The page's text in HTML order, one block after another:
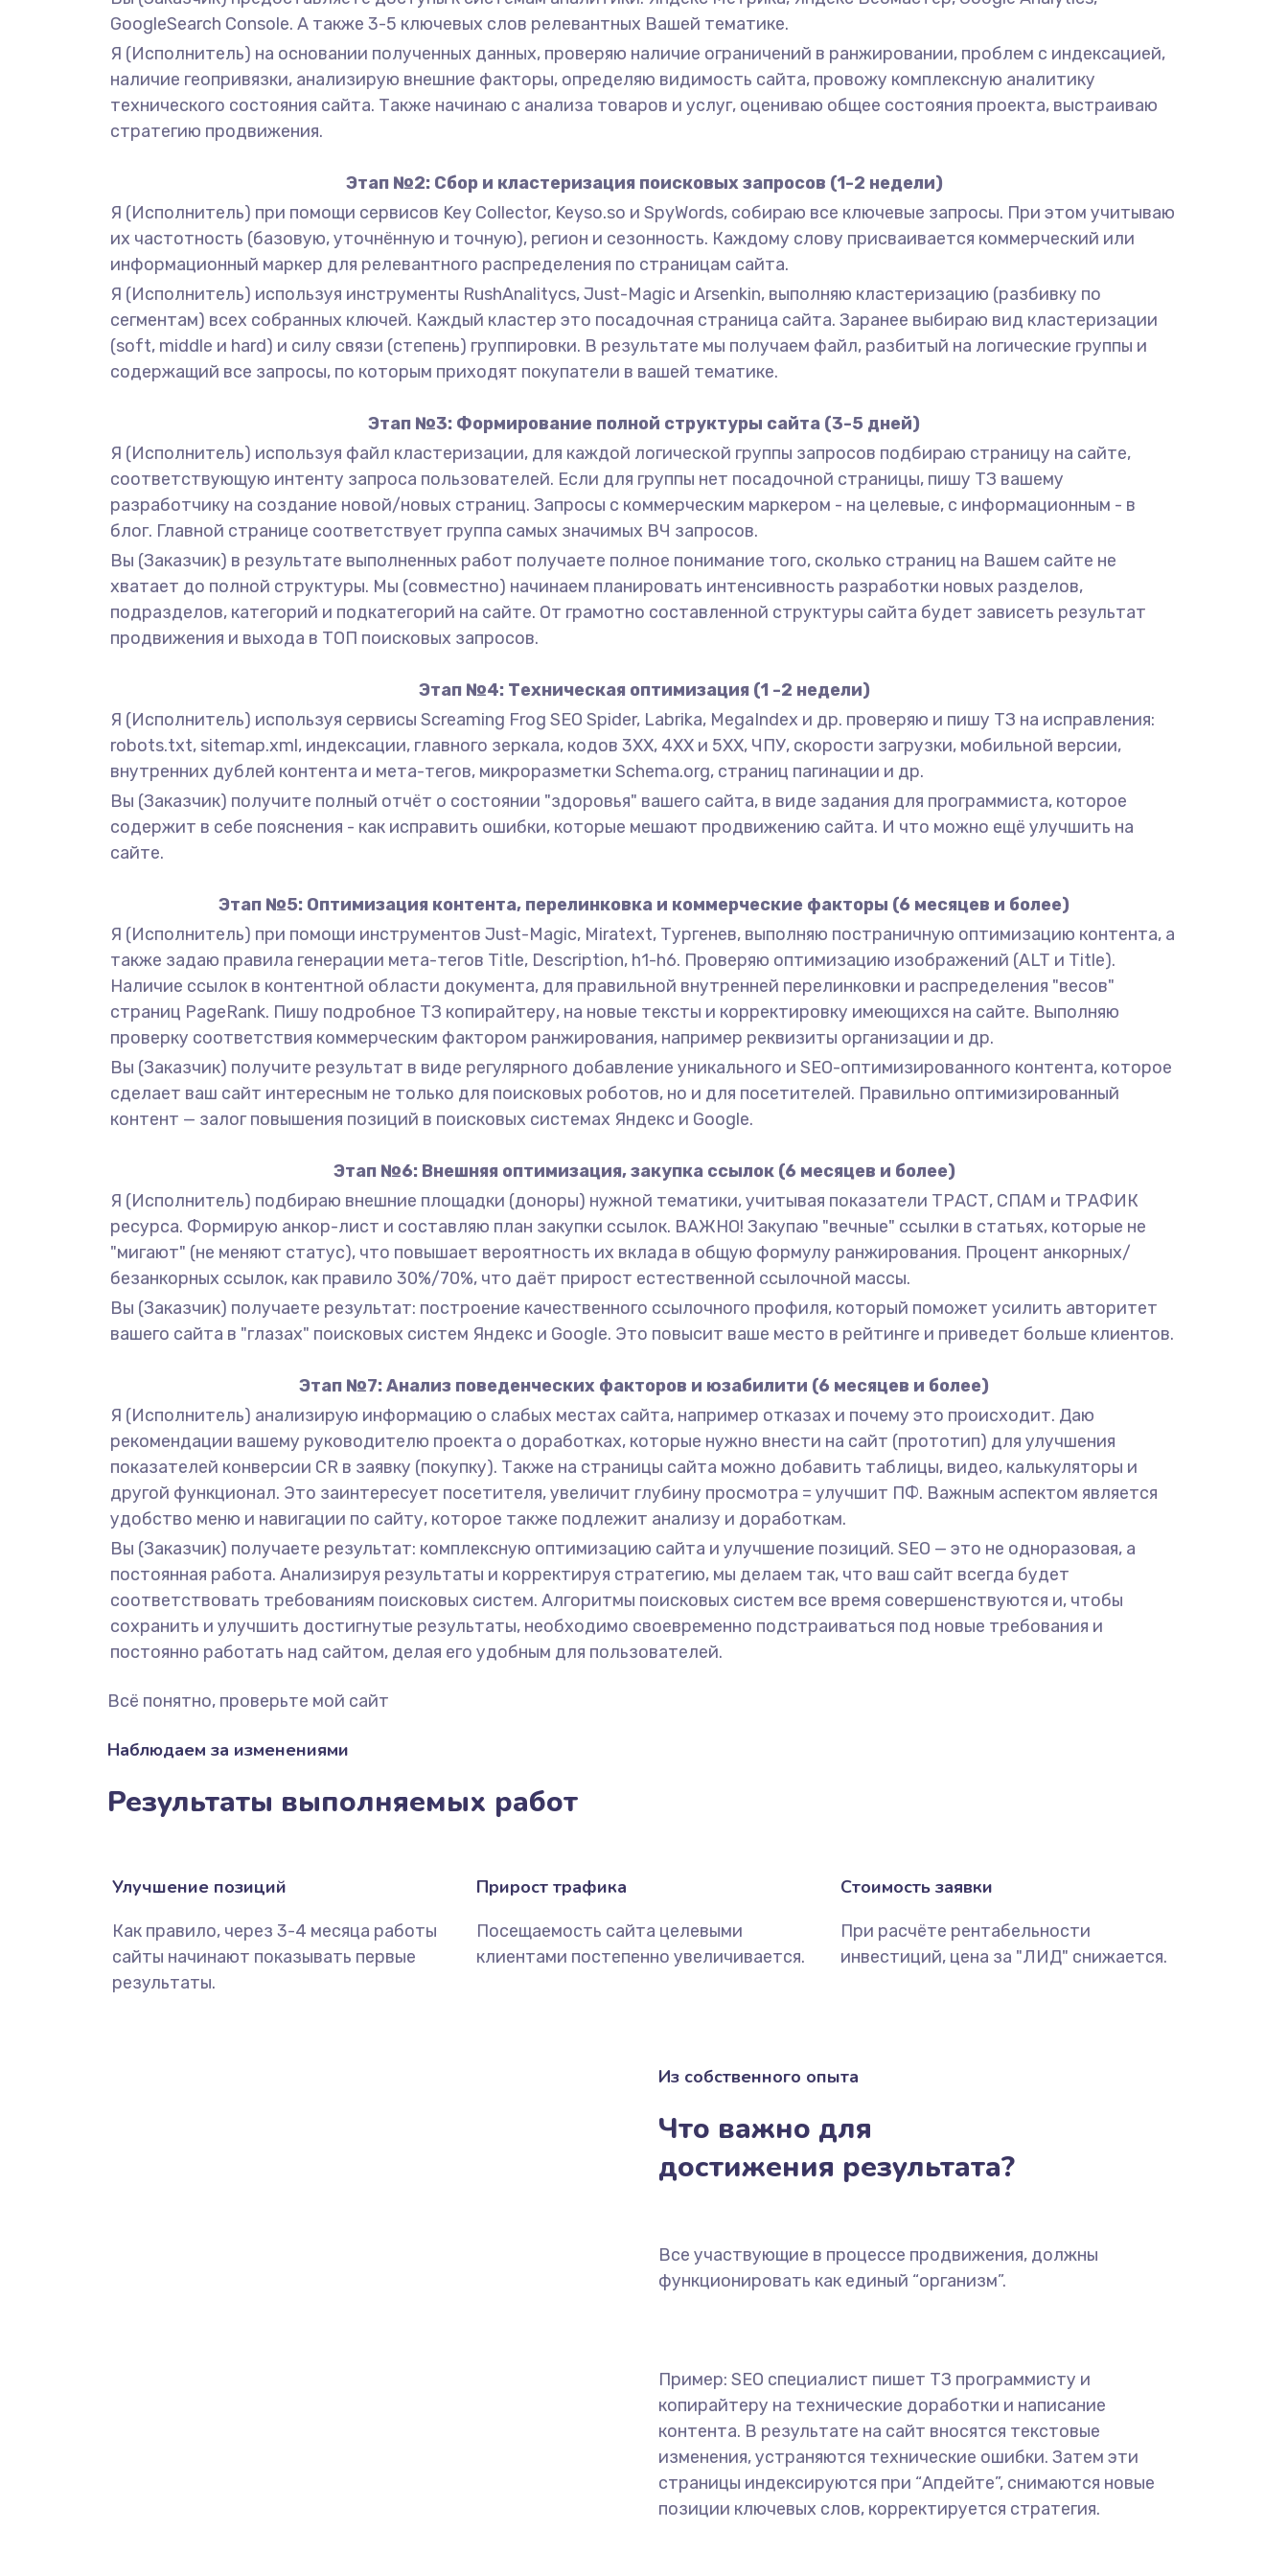
GoogleSearch Console. А также 3-5 ключевых слов релевантных Вашей тематике.
Я (Исполнитель) на основании полученных данных, проверяю наличие ограничений в ранжировании, проблем с индексацией,
наличие геопривязки, анализирую внешние факторы, определяю видимость сайта, провожу комплексную аналитику
технического состояния сайта. Также начинаю с анализа товаров и услуг, оцениваю общее состояния проекта, выстраиваю
стратегию продвижения.
Этап №2: Сбор и кластеризация поисковых запросов (1-2 недели)
Я (Исполнитель) при помощи сервисов Key Collector, Keyso.so и SpyWords, собираю все ключевые запросы. При этом учитываю
их частотность (базовую, уточнённую и точную), регион и сезонность. Каждому слову присваивается коммерческий или
информационный маркер для релевантного распределения по страницам сайта.
Я (Исполнитель) используя инструменты RushAnalitycs, Just-Magic и Arsenkin, выполняю кластеризацию (разбивку по
сегментам) всех собранных ключей. Каждый кластер это посадочная страница сайта. Заранее выбираю вид кластеризации
(soft, middle и hard) и силу связи (степень) группировки. В результате мы получаем файл, разбитый на логические группы и
содержащий все запросы, по которым приходят покупатели в вашей тематике.
Этап №3: Формирование полной структуры сайта (3-5 дней)
Я (Исполнитель) используя файл кластеризации, для каждой логической группы запросов подбираю страницу на сайте,
соответствующую интенту запроса пользователей. Если для группы нет посадочной страницы, пишу ТЗ вашему
разработчику на создание новой/новых страниц. Запросы с коммерческим маркером - на целевые, с информационным - в
блог. Главной странице соответствует группа самых значимых ВЧ запросов.
Вы (Заказчик) в результате выполненных работ получаете полное понимание того, сколько страниц на Вашем сайте не
хватает до полной структуры. Мы (совместно) начинаем планировать интенсивность разработки новых разделов,
подразделов, категорий и подкатегорий на сайте. От грамотно составленной структуры сайта будет зависеть результат
продвижения и выхода в ТОП поисковых запросов.
Этап №4: Техническая оптимизация (1 -2 недели)
Я (Исполнитель) используя сервисы Screaming Frog SEO Spider, Labrika, MegaIndex и др. проверяю и пишу ТЗ на исправления:
robots.txt, sitemap.xml, индексации, главного зеркала, кодов 3XX, 4XX и 5XX, ЧПУ, скорости загрузки, мобильной версии,
внутренних дублей контента и мета-тегов, микроразметки Schema.org, страниц пагинации и др.
Вы (Заказчик) получите полный отчёт о состоянии "здоровья" вашего сайта, в виде задания для программиста, которое
содержит в себе пояснения - как исправить ошибки, которые мешают продвижению сайта. И что можно ещё улучшить на
сайте.
Этап №5: Оптимизация контента, перелинковка и коммерческие факторы (6 месяцев и более)
Я (Исполнитель) при помощи инструментов Just-Magic, Miratext, Тургенев, выполняю постраничную оптимизацию контента, а
также задаю правила генерации мета-тегов Title, Description, h1-h6. Проверяю оптимизацию изображений (ALT и Title).
Наличие ссылок в контентной области документа, для правильной внутренней перелинковки и распределения "весов"
страниц PageRank. Пишу подробное ТЗ копирайтеру, на новые тексты и корректировку имеющихся на сайте. Выполняю
проверку соответствия коммерческим фактором ранжирования, например реквизиты организации и др.
Вы (Заказчик) получите результат в виде регулярного добавление уникального и SEO-оптимизированного контента, которое
сделает ваш сайт интересным не только для поисковых роботов, но и для посетителей. Правильно оптимизированный
контент — залог повышения позиций в поисковых системах Яндекс и Google.
Этап №6: Внешняя оптимизация, закупка ссылок (6 месяцев и более)
Я (Исполнитель) подбираю внешние площадки (доноры) нужной тематики, учитывая показатели ТРАСТ, СПАМ и ТРАФИК
ресурса. Формирую анкор-лист и составляю план закупки ссылок. ВАЖНО! Закупаю "вечные" ссылки в статьях, которые не
"мигают" (не меняют статус), что повышает вероятность их вклада в общую формулу ранжирования. Процент анкорных/
безанкорных ссылок, как правило 30%/70%, что даёт прирост естественной ссылочной массы.
Вы (Заказчик) получаете результат: построение качественного ссылочного профиля, который поможет усилить авторитет
вашего сайта в "глазах" поисковых систем Яндекс и Google. Это повысит ваше место в рейтинге и приведет больше клиентов.
Этап №7: Анализ поведенческих факторов и юзабилити (6 месяцев и более)
Я (Исполнитель) анализирую информацию о слабых местах сайта, например отказах и почему это происходит. Даю
рекомендации вашему руководителю проекта о доработках, которые нужно внести на сайт (прототип) для улучшения
показателей конверсии CR в заявку (покупку). Также на страницы сайта можно добавить таблицы, видео, калькуляторы и
другой функционал. Это заинтересует посетителя, увеличит глубину просмотра = улучшит ПФ. Важным аспектом является
удобство меню и навигации по сайту, которое также подлежит анализу и доработкам.
Вы (Заказчик) получаете результат: комплексную оптимизацию сайта и улучшение позиций. SEO — это не одноразовая, а
постоянная работа. Анализируя результаты и корректируя стратегию, мы делаем так, что ваш сайт всегда будет
соответствовать требованиям поисковых систем. Алгоритмы поисковых систем все время совершенствуются и, чтобы
сохранить и улучшить достигнутые результаты, необходимо своевременно подстраиваться под новые требования и
постоянно работать над сайтом, делая его удобным для пользователей.
Всё понятно, проверьте мой сайт
Наблюдаем за изменениями
Результаты выполняемых работ
Улучшение позиций
Как правило, через 3-4 месяца работы
сайты начинают показывать первые
результаты.
Прирост трафика
Посещаемость сайта целевыми
клиентами постепенно увеличивается.
Стоимость заявки
При расчёте рентабельности
инвестиций, цена за "ЛИД" снижается.
Из собственного опыта
Что важно для
достижения результата?
Все участвующие в процессе продвижения, должны
функционировать как единый “организм”.
Пример: SEO специалист пишет ТЗ программисту и
копирайтеру на технические доработки и написание
контента. В результате на сайт вносятся текстовые
изменения, устраняются технические ошибки. Затем эти
страницы индексируются при “Апдейте”, снимаются новые
позиции ключевых слов, корректируется стратегия.